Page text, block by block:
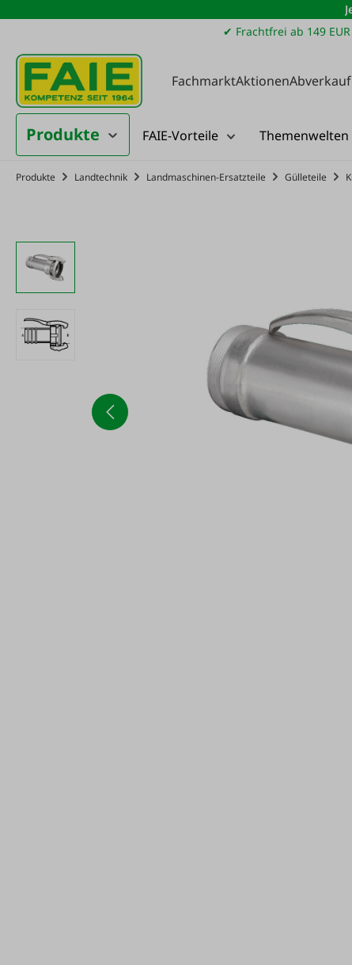
Hauptinhalt springen
Zur Suche springen
Zur Hauptnavigation springen
✔ Frachtfrei ab 149 EUR
FachmarktAktionenAbverkauf
Produkte FAIE-Vorteile Themenwelten
Produkte Landtechnik Landmaschinen-Ersatzteile Gülleteile